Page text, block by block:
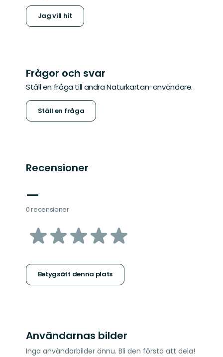
Jag vill hit
Frågor och svar
Ställ en fråga till andra Naturkartan-användare.
Ställ en fråga
Recensioner
—
0 recensioner
av
stjärnor
Betygsätt denna plats
Användarnas bilder
Inga användarbilder ännu. Bli den första att dela!